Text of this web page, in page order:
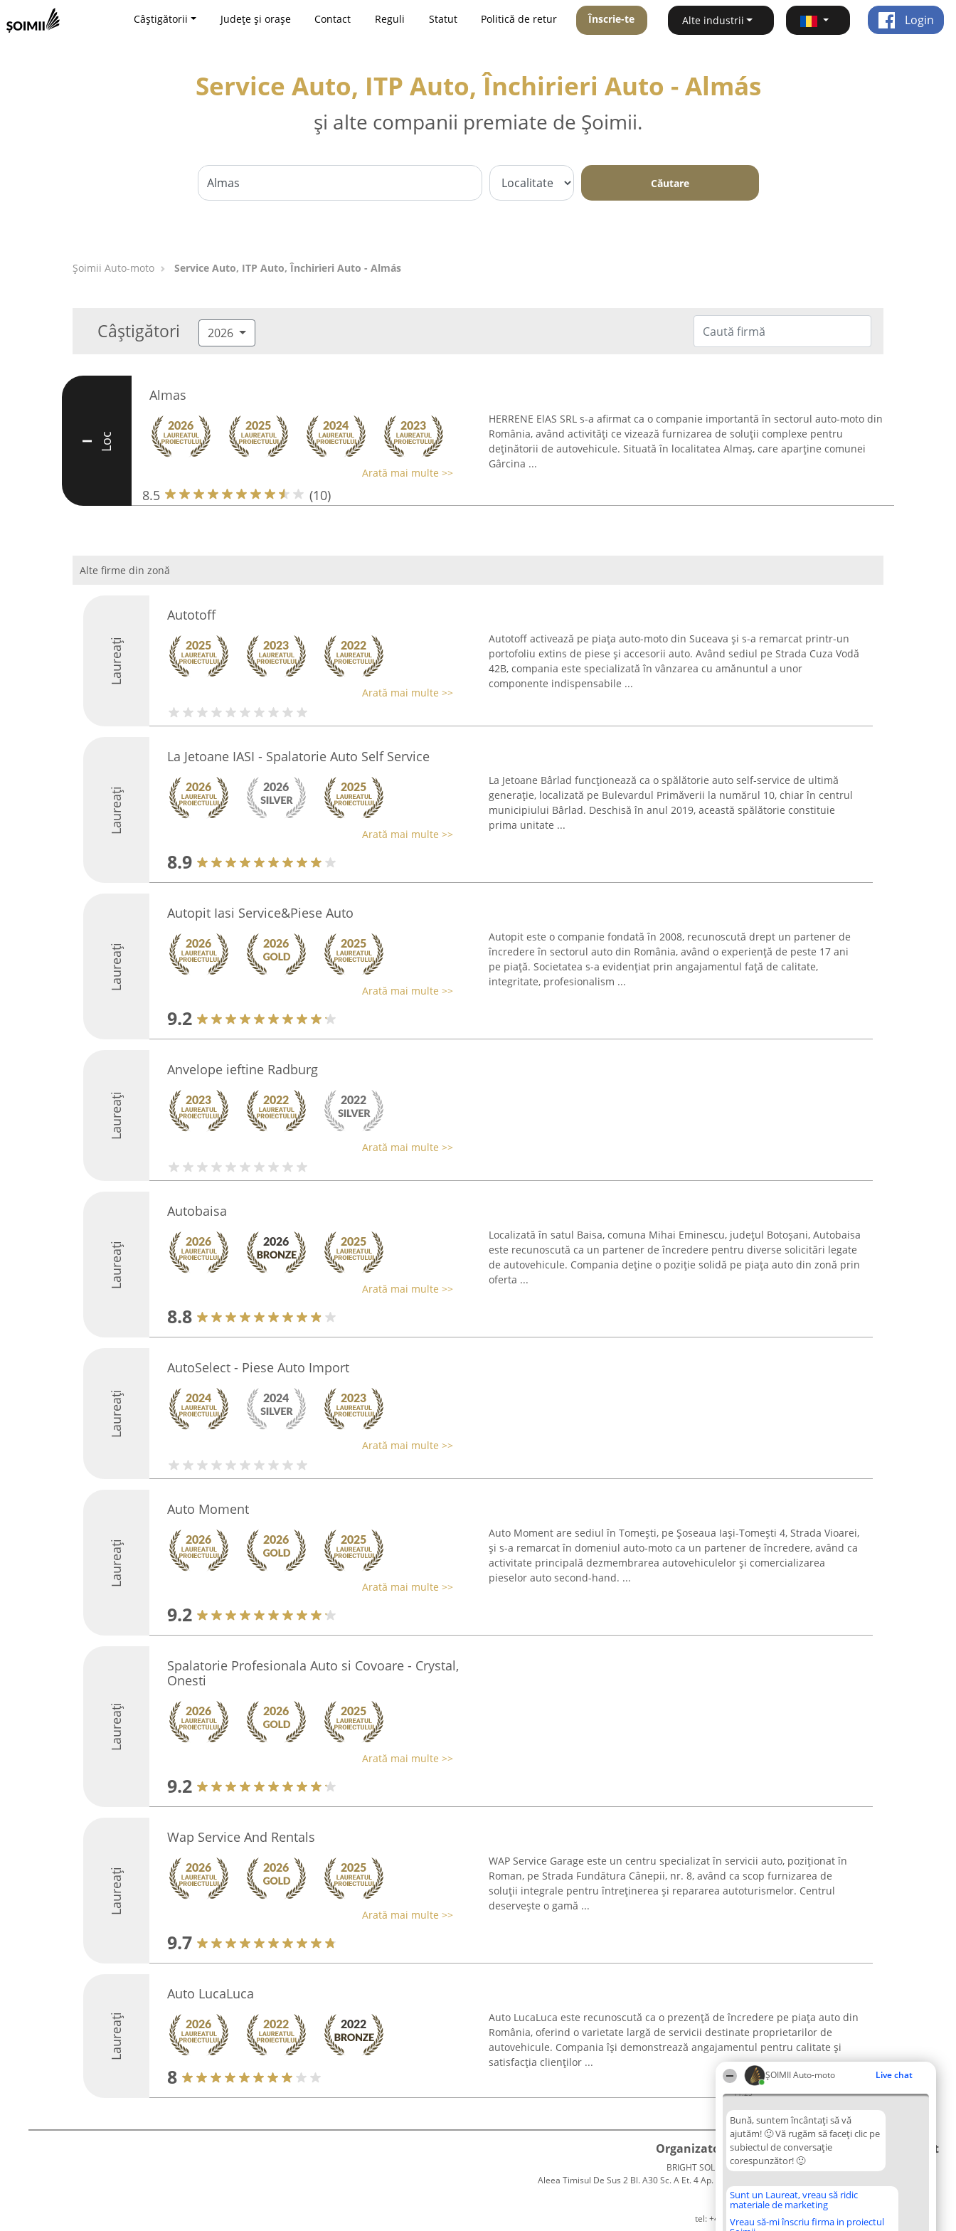
ȘOIMII Auto-moto Live chat
11:25
Bună, suntem încântați să vă
ajutăm! 🙂 Vă rugăm să faceți clic pe
subiectul de conversație
corespunzător! 🙂
Sunt un Laureat, vreau să ridic
materiale de marketing
Vreau să-mi înscriu firma in proiectul
Câștigătorii Județe și orașe Contact Reguli Statut Politică de retur Înscrie-te Alte industrii Login
Service Auto, ITP Auto, Închirieri Auto - Almás
și alte companii premiate de Șoimii.
Căutare
Șoimii Auto-moto Service Auto, ITP Auto, Închirieri Auto - Almás
Câștigători 2026
I Loc
Almas
Arată mai multe >>
8.5 (10)
HERRENE ElAS SRL s-a afirmat ca o companie importantă în sectorul auto-moto din
România, având activități ce vizează furnizarea de soluții complexe pentru
deținătorii de autovehicule. Situată în localitatea Almaș, care aparține comunei
Gârcina ...
Alte firme din zonă
Laureați
Autotoff
Arată mai multe >>
Autotoff activează pe piața auto-moto din Suceava și s-a remarcat printr-un
portofoliu extins de piese și accesorii auto. Având sediul pe Strada Cuza Vodă
42B, compania este specializată în vânzarea cu amănuntul a unor
componente indispensabile ...
Laureați
La Jetoane IASI - Spalatorie Auto Self Service
Arată mai multe >>
8.9
La Jetoane Bârlad funcționează ca o spălătorie auto self-service de ultimă
generație, localizată pe Bulevardul Primăverii la numărul 10, chiar în centrul
municipiului Bârlad. Deschisă în anul 2019, această spălătorie constituie
prima unitate ...
Laureați
Autopit Iasi Service&Piese Auto
Arată mai multe >>
9.2
Autopit este o companie fondată în 2008, recunoscută drept un partener de
încredere în sectorul auto din România, având o experiență de peste 17 ani
pe piață. Societatea s-a evidențiat prin angajamentul față de calitate,
integritate, profesionalism ...
Laureați
Anvelope ieftine Radburg
Arată mai multe >>
Laureați
Autobaisa
Arată mai multe >>
8.8
Localizată în satul Baisa, comuna Mihai Eminescu, județul Botoșani, Autobaisa
este recunoscută ca un partener de încredere pentru diverse solicitări legate
de autovehicule. Compania deține o poziție solidă pe piața auto din zonă prin
oferta ...
Laureați
AutoSelect - Piese Auto Import
Arată mai multe >>
Laureați
Auto Moment
Arată mai multe >>
9.2
Auto Moment are sediul în Tomești, pe Șoseaua Iași-Tomești 4, Strada Vioarei,
și s-a remarcat în domeniul auto-moto ca un partener de încredere, având ca
activitate principală dezmembrarea autovehiculelor și comercializarea
pieselor auto second-hand. ...
Laureați
Spalatorie Profesionala Auto si Covoare - Crystal,
Onesti
Arată mai multe >>
9.2
Laureați
Wap Service And Rentals
Arată mai multe >>
9.7
WAP Service Garage este un centru specializat în servicii auto, poziționat în
Roman, pe Strada Fundătura Cânepii, nr. 8, având ca scop furnizarea de
soluții integrale pentru întreținerea și repararea autoturismelor. Centrul
deservește o gamă ...
Laureați
Auto LucaLuca
8
Auto LucaLuca este recunoscută ca o prezență de încredere pe piața auto din
România, oferind o varietate largă de servicii destinate proprietarilor de
autovehicule. Compania își demonstrează angajamentul pentru calitate și
satisfacția clienților ...
Organizator Ranking
BRIGHT SOLUTIONS BR SRL
Aleea Timisul De Sus 2 Bl. A30 Sc. A Et. 4 Ap. 13 Cod 061952
București
CUI 36737675
tel: +40 770 990 492
Plebiscyt
Tuturor
Laureaților
Reguli
Contact